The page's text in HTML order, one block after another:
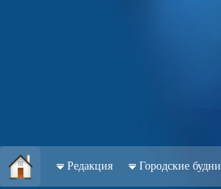
Редакция Городские будни